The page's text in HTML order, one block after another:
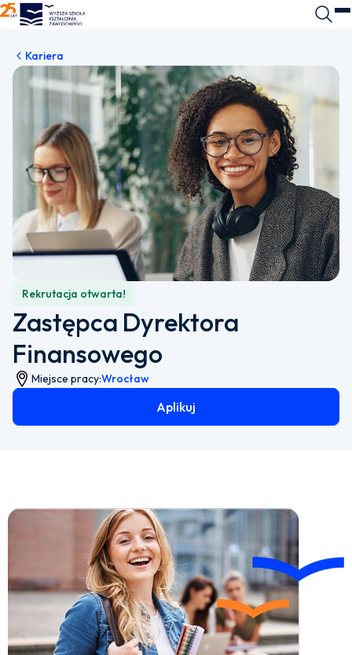
WSKZ - strona główna
Kariera
Rekrutacja otwarta!
Zastępca Dyrektora
Finansowego
Miejsce pracy:Wrocław
Aplikuj